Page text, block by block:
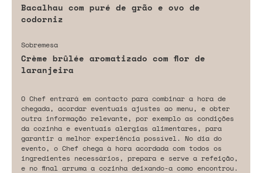
Bacalhau com puré de grão e ovo de
codorniz
Sobremesa
Crème brûlée aromatizado com flor de
laranjeira
O Chef entrará em contacto para combinar a hora de
chegada, acordar eventuais ajustes ao menu, e obter
outra informação relevante, por exemplo as condições
da cozinha e eventuais alergias alimentares, para
garantir a melhor experiência possível. No dia do
evento, o Chef chega à hora acordada com todos os
ingredientes necessários, prepara e serve a refeição,
e no final arruma a cozinha deixando-a como encontrou.